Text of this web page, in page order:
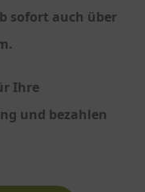
sofort auch über
Ihre
und bezahlen